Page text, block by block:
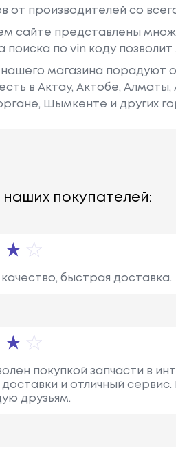
от производителей со
сайте представлены
поиска по vin коду
магазина порадуют
в Актау, Актобе,
Шымкенте и других
покупателей:
быстрая доставка.
покупкой запчасти в
и отличный
друзьям.